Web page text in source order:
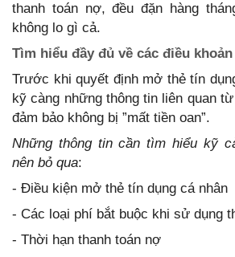
thanh toán nợ, đều đặn hàng
không lo gì cả.
Tìm hiểu đầy đủ về các điều
Trước khi quyết định mở thẻ tín
kỹ càng những thông tin liên quan
đảm bảo không bị ”mất tiền oan”.
Những thông tin cần tìm hiểu kỹ
nên bỏ qua:
- Điều kiện mở thẻ tín dụng cá nhân
- Các loại phí bắt buộc khi sử dụng
- Thời hạn thanh toán nợ